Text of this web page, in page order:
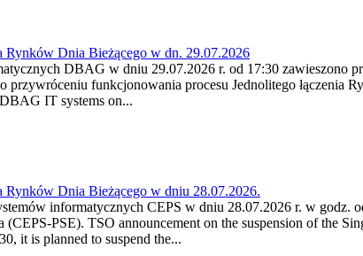
Rynków Dnia Bieżącego w dn. 29.07.2026
DBAG w dniu 29.07.2026 r. od 17:30 zawieszono
funkcjonowania procesu Jednolitego łączenia
IT systems on...
Rynków Dnia Bieżącego w dniu 28.07.2026.
informatycznych CEPS w dniu 28.07.2026 r. w godz.
PSE). TSO announcement on the suspension of the
it is planned to suspend the...